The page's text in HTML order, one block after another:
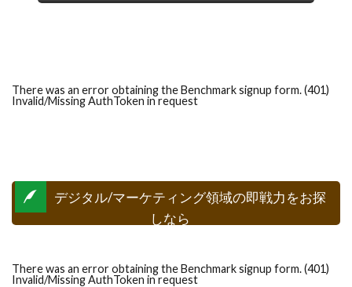
There was an error obtaining the Benchmark signup form. (401)
Invalid/Missing AuthToken in request
デジタル/マーケティング領域の即戦力をお探
しなら
There was an error obtaining the Benchmark signup form. (401)
Invalid/Missing AuthToken in request